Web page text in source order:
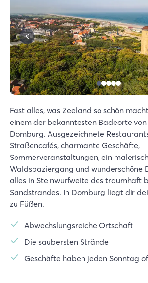
Fast alles, was Zeeland so schön
einem der bekanntesten Badeorte
Domburg. Ausgezeichnete
Straßencafés, charmante Geschäfte,
Sommerveranstaltungen, ein
Waldspaziergang und wunderschöne
alles in Steinwurfweite des traumhaft
Sandstrandes. In Domburg liegt dir
zu Füßen.
Abwechslungsreiche Ortschaft
Die saubersten Strände
Geschäfte haben jeden Sonntag